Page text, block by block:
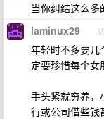
当你纠结这么
laminux29
年轻时不多要几
定要珍惜每个女
手头紧就穷养，
行或公司借些钱